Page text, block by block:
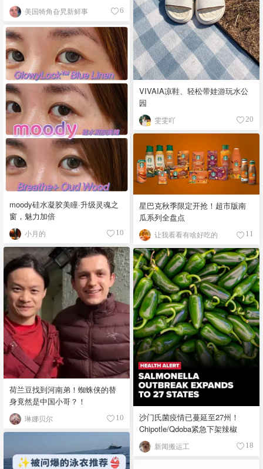
VIVAIA凉鞋、轻松带娃游玩水公
园
雯雯吖 20
美国犄角旮旯新鲜事 6
moody硅水凝胶美瞳·升级灵魂之
窗，魅力加倍
小月的 10
星巴克秋季限定开抢！超市版南
瓜系列全盘点
让我看看有啥好吃的 11
荷兰豆找到河南弟！蜘蛛侠的替
身竟然是中国小哥？！
琳娜贝尔 10
沙门氏菌疫情已蔓延至27州！
Chipotle/Qdoba紧急下架辣椒
新闻搬运工 18